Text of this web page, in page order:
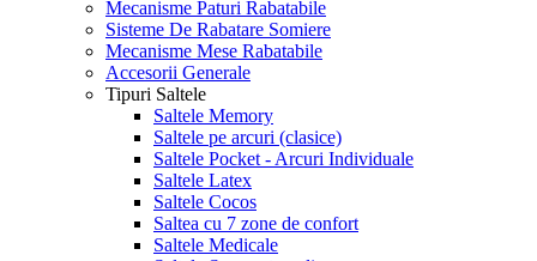
Mecanisme Paturi Rabatabile
Sisteme De Rabatare Somiere
Mecanisme Mese Rabatabile
Accesorii Generale
Tipuri Saltele
Saltele Memory
Saltele pe arcuri (clasice)
Saltele Pocket - Arcuri Individuale
Saltele Latex
Saltele Cocos
Saltea cu 7 zone de confort
Saltele Medicale